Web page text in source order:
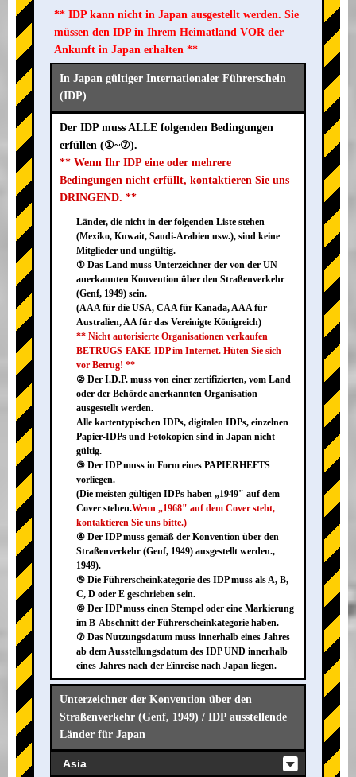
** IDP kann nicht in Japan ausgestellt werden. Sie
müssen den IDP in Ihrem Heimatland VOR der
Ankunft in Japan erhalten **
In Japan gültiger Internationaler Führerschein
(IDP)
Der IDP muss ALLE folgenden Bedingungen
erfüllen (①~⑦).
** Wenn Ihr IDP eine oder mehrere
Bedingungen nicht erfüllt, kontaktieren Sie uns
DRINGEND. **
Länder, die nicht in der folgenden Liste stehen
(Mexiko, Kuwait, Saudi-Arabien usw.), sind keine
Mitglieder und ungültig.
① Das Land muss Unterzeichner der von der UN
anerkannten Konvention über den Straßenverkehr
(Genf, 1949) sein.
(AAA für die USA, CAA für Kanada, AAA für
Australien, AA für das Vereinigte Königreich)
** Nicht autorisierte Organisationen verkaufen
BETRUGS-FAKE-IDP im Internet. Hüten Sie sich
vor Betrug! **
② Der I.D.P. muss von einer zertifizierten, vom Land
oder der Behörde anerkannten Organisation
ausgestellt werden.
Alle kartentypischen IDPs, digitalen IDPs, einzelnen
Papier-IDPs und Fotokopien sind in Japan nicht
gültig.
③ Der IDP muss in Form eines PAPIERHEFTS
vorliegen.
(Die meisten gültigen IDPs haben „1949" auf dem
Cover stehen.Wenn „1968" auf dem Cover steht,
kontaktieren Sie uns bitte.)
④ Der IDP muss gemäß der Konvention über den
Straßenverkehr (Genf, 1949) ausgestellt werden.,
1949).
⑤ Die Führerscheinkategorie des IDP muss als A, B,
C, D oder E geschrieben sein.
⑥ Der IDP muss einen Stempel oder eine Markierung
im B-Abschnitt der Führerscheinkategorie haben.
⑦ Das Nutzungsdatum muss innerhalb eines Jahres
ab dem Ausstellungsdatum des IDP UND innerhalb
eines Jahres nach der Einreise nach Japan liegen.
Unterzeichner der Konvention über den
Straßenverkehr (Genf, 1949) / IDP ausstellende
Länder für Japan
Asia